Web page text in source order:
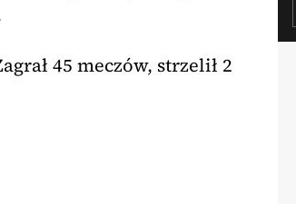
45 meczów, strzelił 2